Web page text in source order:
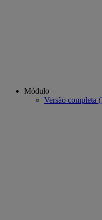
Módulo
Versão completa